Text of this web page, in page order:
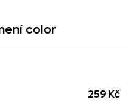
color
259 Kč